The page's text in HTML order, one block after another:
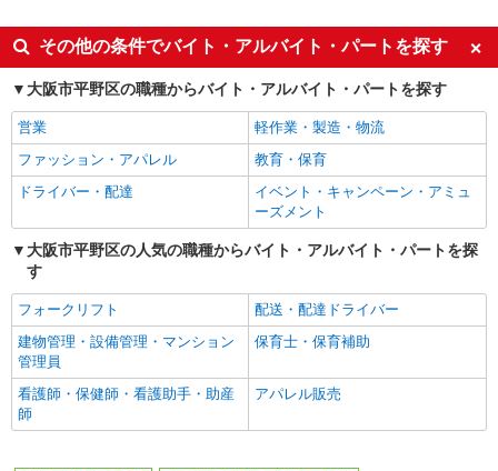
機械加工
帯主・配偶者・子ども) ★基本月収例：238,700円
（時給1,400円×実働7時間45分×月22日勤務の場
合） ※ここに交通費、家族手当、残業手当などが
プラス！ ☆勤務後すぐに受け取れる前払い制度完
備！
大阪府大阪市平野区瓜破南
キープ 詳細を見る
株式会社リオン
アルミサッシの製造スタッフ
大阪府大阪市平野区
キープ 詳細を見る
派遣社員
同じ特徴から南巽駅の求人を探す
入社日応相談
即日勤務OK
職場見学OKまたは説明会あり
未経験歓迎
経験者・有資格者歓迎
新卒・第二新卒歓迎
ブランクOK
ボーナス・賞与あり
朝
夕方
髪型・髪色自由
バイク通勤OK
自転車通勤OK
交通費支給
社会保険あり
まかない・食事補助
ティブなど）あり
制服貸与
その他の条件でバイト・アルバイト・パートを探す
大阪市平野区の職種からバイト・アルバイト・パートを探す
営業
軽作業・製造・物流
ファッション・アパレル
教育・保育
ドライバー・配達
イベント・キャンペーン・アミュ
ーズメント
大阪市平野区の人気の職種からバイト・アルバイト・パートを探
す
フォークリフト
配送・配達ドライバー
建物管理・設備管理・マンション
管理員
保育士・保育補助
看護師・保健師・看護助手・助産
師
アパレル販売